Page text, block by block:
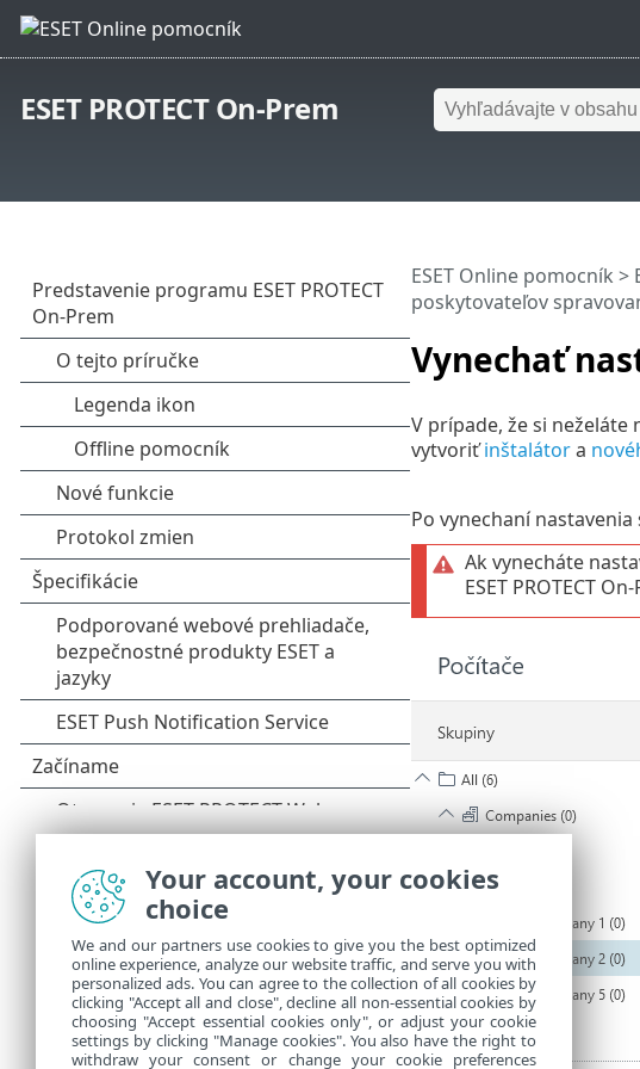
ESET PROTECT On-Prem
Vynechať
ESET Online pomocník >
poskytovateľov
V prípade, že si neželáte
vytvoriťinštalátora
Po vynechaní
Ak vynecháte
ESET PROTECT
Your account, your cookies
choice
We and our partners use cookies to give you the best optimized
online experience, analyze our website traffic, and serve you with
personalized ads. You can agree to the collection of all cookies by
clicking "Accept all and close", decline all non-essential cookies by
choosing "Accept essential cookies only", or adjust your cookie
settings by clicking "Manage cookies". You also have the right to
withdraw your consent or change your cookie preferences